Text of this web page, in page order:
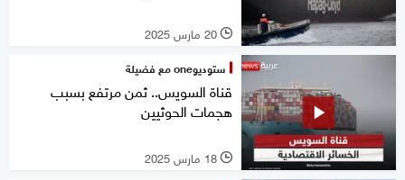
l 20 مارس 2025
ستوديوone مع فضيلة
قناة السويس.. ثمن مرتفع بسبب
هجمات الحوثيين
l 18 مارس 2025